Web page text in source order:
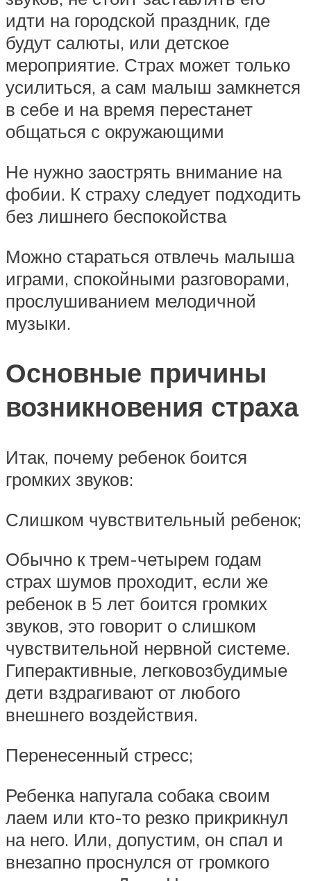
идти на городской праздник, где
будут салюты, или детское
мероприятие. Страх может только
усилиться, а сам малыш замкнется
в себе и на время перестанет
общаться с окружающими
Не нужно заострять внимание на
фобии. К страху следует подходить
без лишнего беспокойства
Можно стараться отвлечь малыша
играми, спокойными разговорами,
прослушиванием мелодичной
музыки.
Основные причины
возникновения страха
Итак, почему ребенок боится
громких звуков:
Слишком чувствительный ребенок;
Обычно к трем-четырем годам
страх шумов проходит, если же
ребенок в 5 лет боится громких
звуков, это говорит о слишком
чувствительной нервной системе.
Гиперактивные, легковозбудимые
дети вздрагивают от любого
внешнего воздействия.
Перенесенный стресс;
Ребенка напугала собака своим
лаем или кто-то резко прикрикнул
на него. Или, допустим, он спал и
внезапно проснулся от громкого